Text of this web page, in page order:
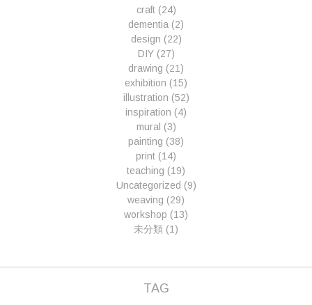
craft(24)
dementia (2)
design (22)
DIY(27)
drawing (21)
exhibition (15)
illustration (52)
inspiration (4)
mural (3)
painting (38)
print (14)
teaching (19)
Uncategorized (9)
weaving (29)
workshop (13)
未分類 (1)
TAG